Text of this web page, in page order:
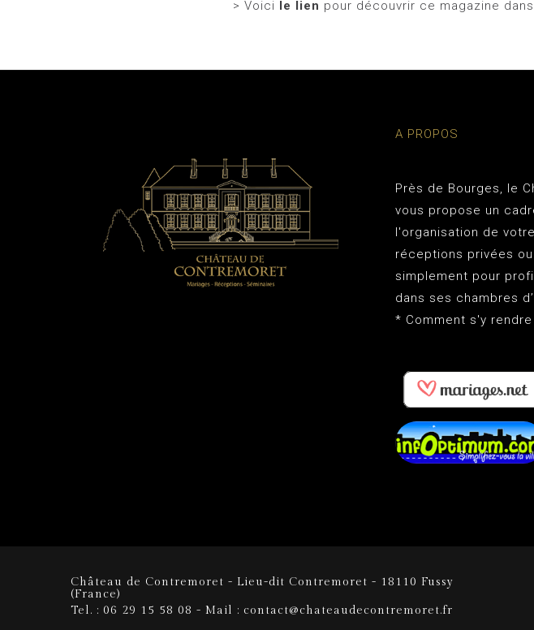
> Voici le lien pour découvrir ce magazine
A PROPOS
Près de Bourges, le
vous propose un
l'organisation de
réceptions privées
simplement pour
dans ses chambres
* Comment s'y rendre
Château de Contremoret - Lieu-dit Contremoret - 18110 Fussy
(France)
Tel. : 06 29 15 58 08 - Mail : contact@chateaudecontremoret.fr